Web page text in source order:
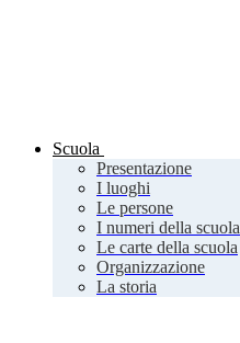
Scuola
Presentazione
I luoghi
Le persone
I numeri della scuola
Le carte della scuola
Organizzazione
La storia